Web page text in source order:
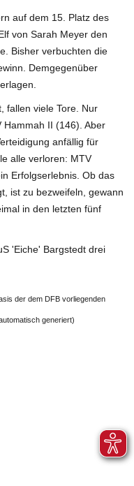
auf dem 15. Platz des
von Sarah Meyer den
Bisher verbuchten die
Demgegenüber
fallen viele Tore. Nur
Hammah II (146). Aber
anfällig für
alle verloren: MTV
Erfolgserlebnis. Ob das
ist zu bezweifeln, gewann
in den letzten fünf
'Eiche' Bargstedt drei
der dem DFB vorliegenden
generiert)